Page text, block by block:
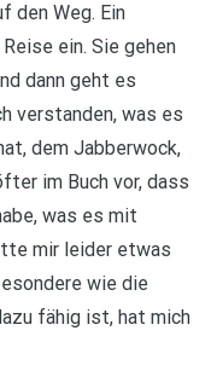
den Weg. Ein
ein. Sie gehen
dann geht es
verstanden, was es
dem Jabberwock,
im Buch vor, dass
was es mit
mir leider etwas
wie die
fähig ist, hat mich